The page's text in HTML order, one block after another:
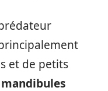
et de petits
mandibules